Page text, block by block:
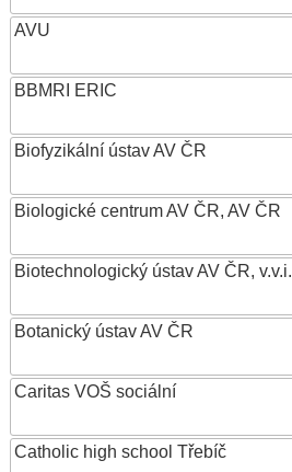
AVU
BBMRI ERIC
Biofyzikální ústav AV ČR
Biologické centrum AV ČR, AV ČR
Biotechnologický ústav AV ČR, v.v.i.
Botanický ústav AV ČR
Caritas VOŠ sociální
Catholic high school Třebíč